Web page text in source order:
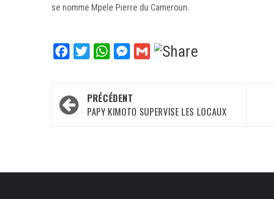
se nomme Mpele Pierre du Cameroun.
Facebook
TwitterWhatsApp
Messenger
Gmail
Navigation
d’article
PRÉCÉDENT
PAPY KIMOTO SUPERVISE LES LOCAUX